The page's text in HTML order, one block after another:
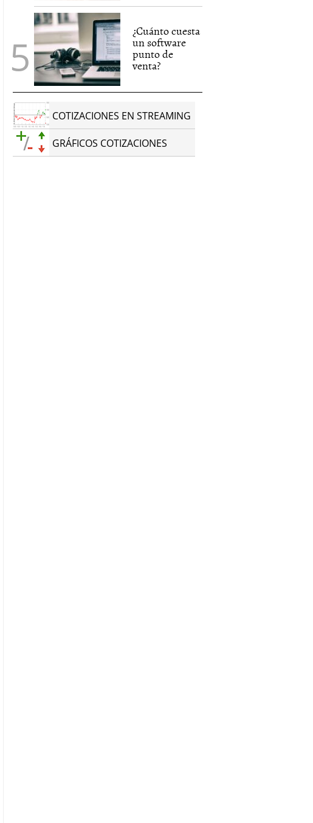
¿Cuánto cuesta
un software
punto de
venta?
COTIZACIONES EN STREAMING
GRÁFICOS COTIZACIONES